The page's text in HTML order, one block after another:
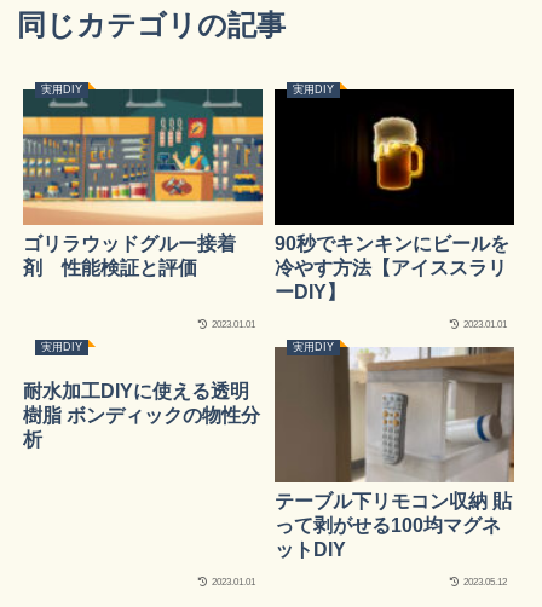
同じカテゴリの記事
実用DIY
ゴリラウッドグルー接着
剤 性能検証と評価
2023.01.01
実用DIY
90秒でキンキンにビールを
冷やす方法【アイススラリ
ーDIY】
2023.01.01
実用DIY
耐水加工DIYに使える透明
樹脂 ボンディックの物性分
析
2023.01.01
実用DIY
テーブル下リモコン収納 貼
って剥がせる100均マグネ
ットDIY
2023.05.12